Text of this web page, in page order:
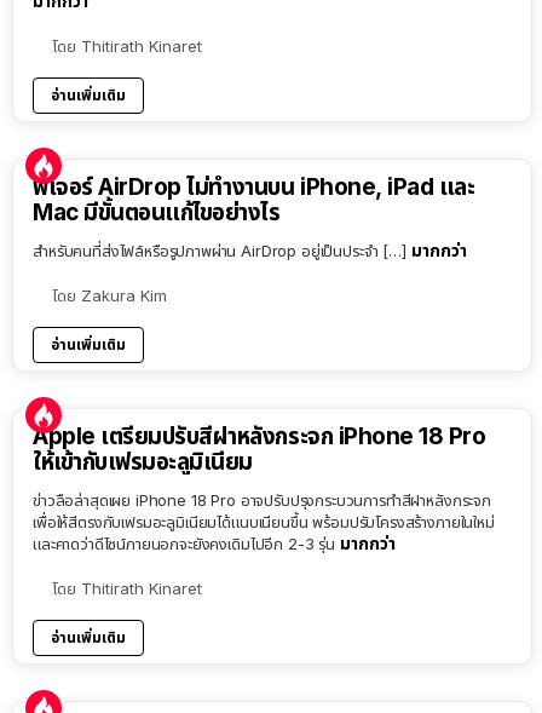
โดย Thitirath Kinaret
อ่านเพิ่มเติม
ฟีเจอร์ AirDrop ไม่ทำงานบน iPhone, iPad และ
Mac มีขั้นตอนแก้ไขอย่างไร
สำหรับคนที่ส่งไฟล์หรือรูปภาพผ่าน AirDrop อยู่เป็นประจำ […] มากกว่า
โดย Zakura Kim
อ่านเพิ่มเติม
Apple เตรียมปรับสีฝาหลังกระจก iPhone 18 Pro
ให้เข้ากับเฟรมอะลูมิเนียม
ข่าวลือล่าสุดเผย iPhone 18 Pro อาจปรับปรุงกระบวนการทำสีฝาหลังกระจก
เพื่อให้สีตรงกับเฟรมอะลูมิเนียมได้แนบเนียนขึ้น พร้อมปรับโครงสร้างภายในใหม่
และคาดว่าดีไซน์ภายนอกจะยังคงเดิมไปอีก 2-3 รุ่น มากกว่า
โดย Thitirath Kinaret
อ่านเพิ่มเติม